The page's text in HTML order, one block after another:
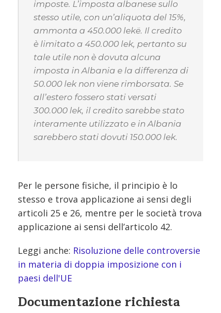
imposte. L’imposta albanese sullo
stesso utile, con un’aliquota del 15%,
ammonta a 450.000 lekë. Il credito
è limitato a 450.000 lek, pertanto su
tale utile non è dovuta alcuna
imposta in Albania e la differenza di
50.000 lek non viene rimborsata. Se
all’estero fossero stati versati
300.000 lek, il credito sarebbe stato
interamente utilizzato e in Albania
sarebbero stati dovuti 150.000 lek.
Per le persone fisiche, il principio è lo
stesso e trova applicazione ai sensi degli
articoli 25 e 26, mentre per le società trova
applicazione ai sensi dell’articolo 42.
Leggi anche: Risoluzione delle controversie
in materia di doppia imposizione con i
paesi dell'UE
Documentazione richiesta